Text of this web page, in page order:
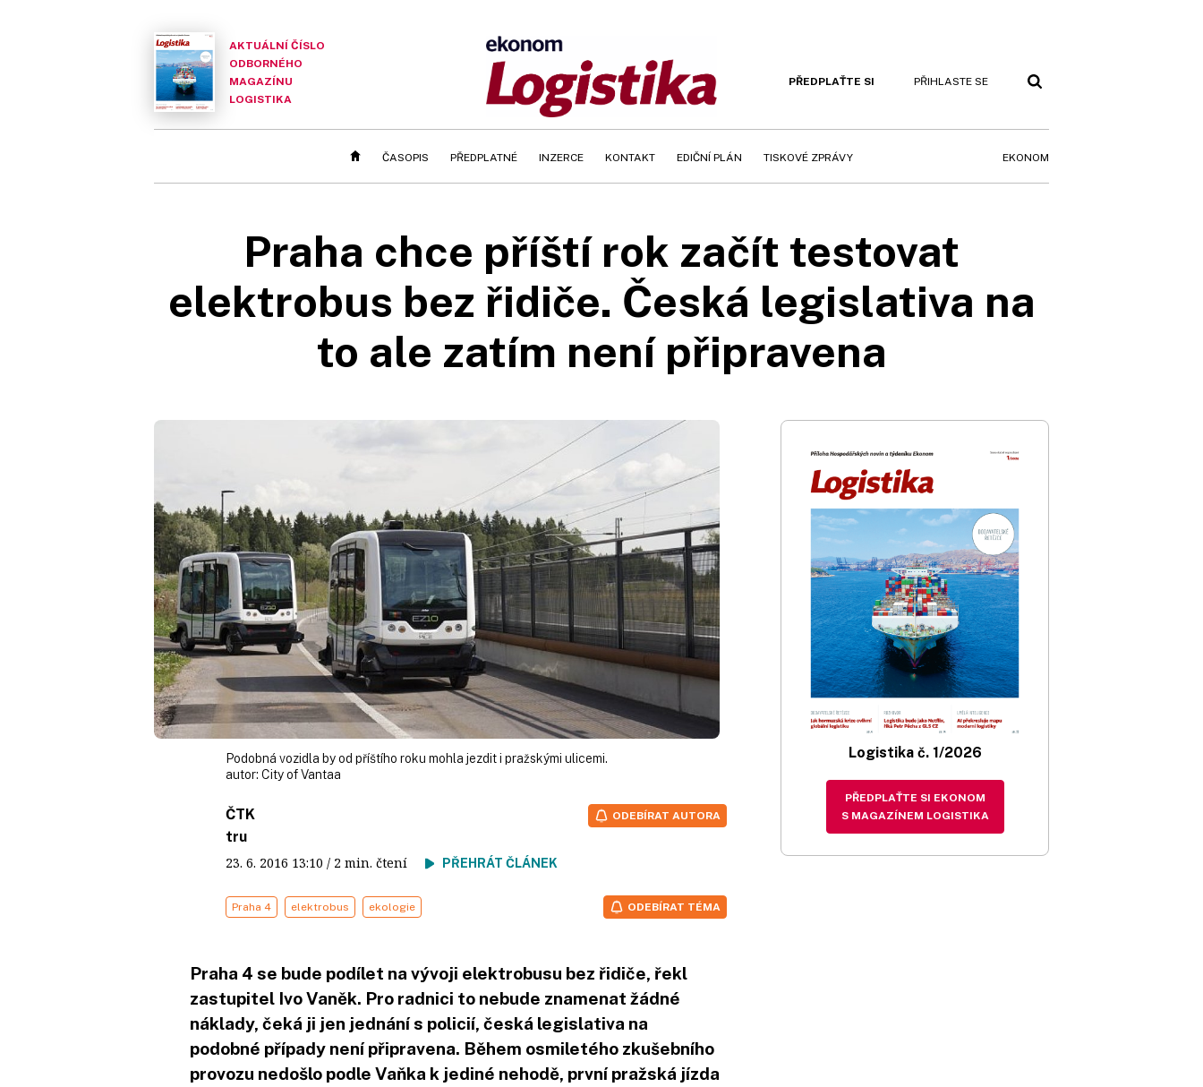
AKTUÁLNÍ ČÍSLO
ODBORNÉHO
MAGAZÍNU
LOGISTIKA
PŘEDPLAŤTE SI PŘIHLASTE SE
ČASOPIS PŘEDPLATNÉ INZERCE KONTAKT EDIČNÍ PLÁN TISKOVÉ ZPRÁVY EKONOM
Praha chce příští rok začít testovat
elektrobus bez řidiče. Česká legislativa na
to ale zatím není připravena
Podobná vozidla by od příštího roku mohla jezdit i pražskými ulicemi.
autor: City of Vantaa
ČTK
tru
23. 6. 2016 13:10 / 2 min. čtení PŘEHRÁT ČLÁNEK
ODEBÍRAT AUTORA
Praha 4 elektrobus ekologie ODEBÍRAT TÉMA
Praha 4 se bude podílet na vývoji elektrobusu bez řidiče, řekl
zastupitel Ivo Vaněk. Pro radnici to nebude znamenat žádné
náklady, čeká ji jen jednání s policií, česká legislativa na
podobné případy není připravena. Během osmiletého zkušebního
provozu nedošlo podle Vaňka k jediné nehodě, první pražská jízda
Logistika č. 1/2026
PŘEDPLAŤTE SI EKONOM
S MAGAZÍNEM LOGISTIKA